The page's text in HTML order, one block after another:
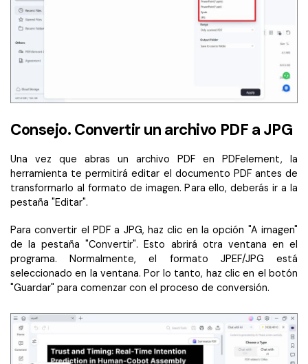
Consejo. Convertir un archivo PDF a JPG
Una vez que abras un archivo PDF en PDFelement, la
herramienta te permitirá editar el documento PDF antes de
transformarlo al formato de imagen. Para ello, deberás ir a la
pestaña "Editar".
Para convertir el PDF a JPG, haz clic en la opción "A imagen"
de la pestaña "Convertir". Esto abrirá otra ventana en el
programa. Normalmente, el formato JPEF/JPG está
seleccionado en la ventana. Por lo tanto, haz clic en el botón
"Guardar" para comenzar con el proceso de conversión.